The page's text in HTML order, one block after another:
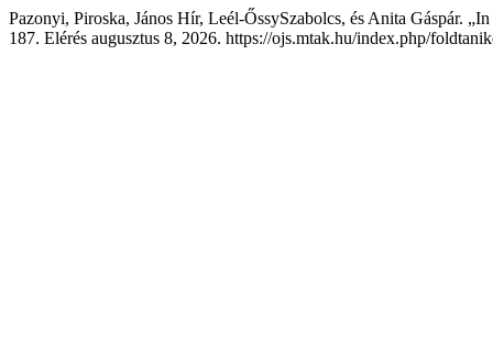
Pazonyi, Piroska, János Hír, Leél-ŐssySzabolcs, és Anita Gáspár.
187. Elérés augusztus 8, 2026. https://ojs.mtak.hu/index.php/